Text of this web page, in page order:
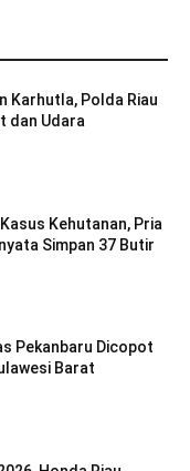
Karhutla, Polda Riau
dan Udara
Kehutanan, Pria
Simpan 37 Butir
Pekanbaru Dicopot
Barat